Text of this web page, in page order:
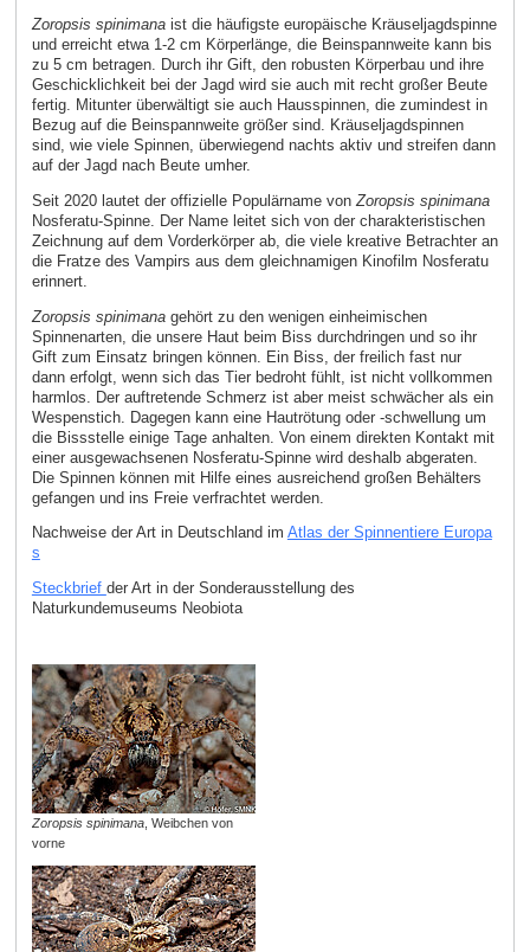
Zoropsis spinimanaist die häufigste europäische Kräuseljagdspinne
und erreicht etwa 1-2 cm Körperlänge, die Beinspannweite kann bis
zu 5 cm betragen. Durch ihr Gift, den robusten Körperbau und ihre
Geschicklichkeit bei der Jagd wird sie auch mit recht großer Beute
fertig. Mitunter überwältigt sie auch Hausspinnen, die zumindest in
Bezug auf die Beinspannweite größer sind. Kräuseljagdspinnen
sind, wie viele Spinnen, überwiegend nachts aktiv und streifen dann
auf der Jagd nach Beute umher.
Seit 2020 lautet der offizielle Populärname von Zoropsis spinimana
Nosferatu-Spinne. Der Name leitet sich von der charakteristischen
Zeichnung auf dem Vorderkörper ab, die viele kreative Betrachter an
die Fratze des Vampirs aus dem gleichnamigen Kinofilm Nosferatu
erinnert.
Zoropsis spinimanagehört zu den wenigen einheimischen
Spinnenarten, die unsere Haut beim Biss durchdringen und so ihr
Gift zum Einsatz bringen können. Ein Biss, der freilich fast nur
dann erfolgt, wenn sich das Tier bedroht fühlt, ist nicht vollkommen
harmlos. Der auftretende Schmerz ist aber meist schwächer als ein
Wespenstich. Dagegen kann eine Hautrötung oder -schwellung um
die Bissstelle einige Tage anhalten. Von einem direkten Kontakt mit
einer ausgewachsenen Nosferatu-Spinne wird deshalb abgeraten.
Die Spinnen können mit Hilfe eines ausreichend großen Behälters
gefangen und ins Freie verfrachtet werden.
Nachweise der Art in Deutschland im Atlas der Spinnentiere Europa
s
Steckbrief der Art in der Sonderausstellung des
Naturkundemuseums Neobiota
Zoropsis spinimana, Weibchen von
vorne